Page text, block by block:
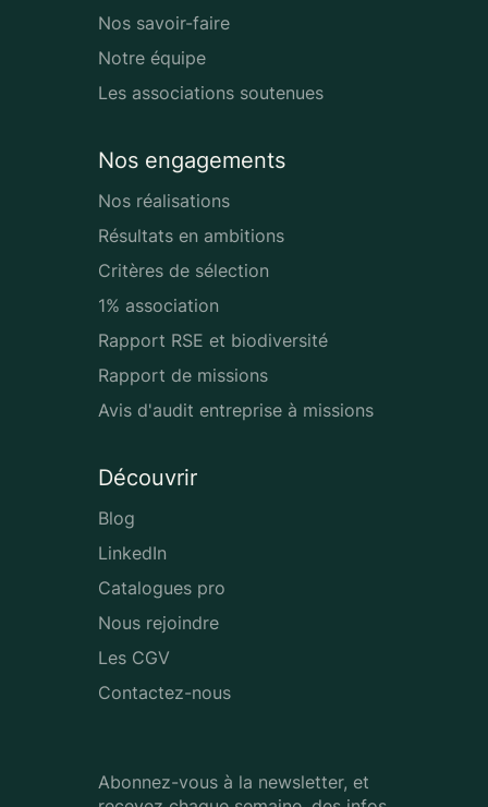
Nos savoir-faire
Notre équipe
Les associations soutenues
Nos engagements
Nos réalisations
Résultats en ambitions
Critères de sélection
1% association
Rapport RSE et biodiversité
Rapport de missions
Avis d'audit entreprise à missions
Découvrir
Blog
LinkedIn
Catalogues pro
Nous rejoindre
Les CGV
Contactez-nous
Abonnez-vous à la newsletter, et